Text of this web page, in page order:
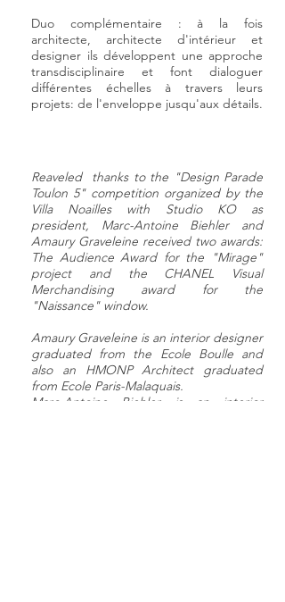
Duo complémentaire : à la fois
architecte, architecte d'intérieur et
designer ils développent une approche
transdisciplinaire et font dialoguer
différentes échelles à travers leurs
projets: de l'enveloppe jusqu'aux détails.
Reaveled thanks to the "Design Parade
Toulon 5" competition organized by the
Villa Noailles with Studio KO as
president, Marc-Antoine Biehler and
Amaury Graveleine received two awards:
The Audience Award for the "Mirage"
project and the CHANEL Visual
Merchandising award for the
"Naissance" window.
Amaury Graveleine is an interior designer
graduated from the Ecole Boulle and
also an HMONP Architect graduated
from Ecole Paris-Malaquais.
Marc-Antoine Biehler is an interior